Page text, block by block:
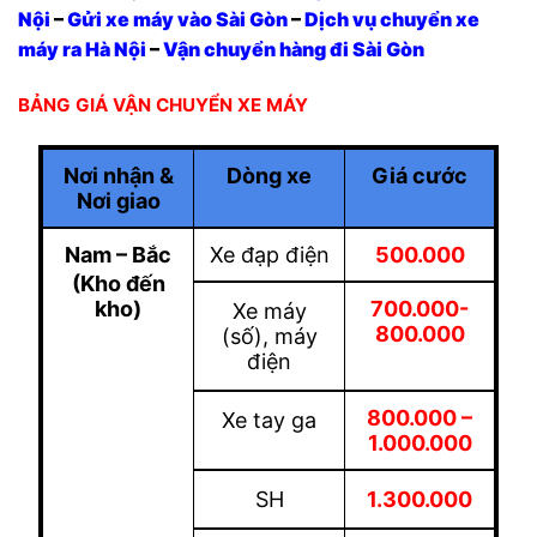
Nội –Gửi xe máy vào Sài Gòn–Dịch vụ chuyển xe
máy ra Hà Nội –Vận chuyển hàng đi Sài Gòn
BẢNG GIÁ VẬN CHUYỂN XE MÁY
Nơi nhận &
Nơi giao
Dòng xe Giá cước
Nam – Bắc
(Kho đến
kho)
Xe đạp điện 500.000
Xe máy
(số), máy
điện
700.000-
800.000
Xe tay ga
800.000 –
1.000.000
SH 1.300.000